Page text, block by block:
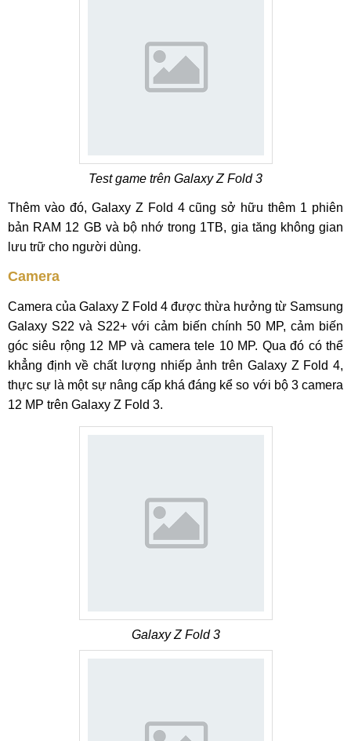
Test game trên Galaxy Z Fold 3
Thêm vào đó, Galaxy Z Fold 4 cũng sở hữu thêm 1 phiên
bản RAM 12 GB và bộ nhớ trong 1TB, gia tăng không gian
lưu trữ cho người dùng.
Camera
Camera của Galaxy Z Fold 4 được thừa hưởng từ Samsung
Galaxy S22 và S22+ với cảm biến chính 50 MP, cảm biến
góc siêu rộng 12 MP và camera tele 10 MP. Qua đó có thể
khẳng định về chất lượng nhiếp ảnh trên Galaxy Z Fold 4,
thực sự là một sự nâng cấp khá đáng kể so với bộ 3 camera
12 MP trên Galaxy Z Fold 3.
Galaxy Z Fold 3